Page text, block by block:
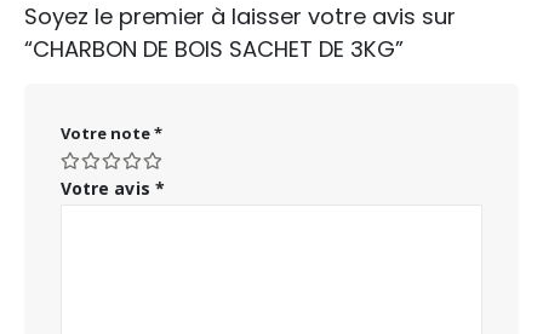
Soyez le premier à laisser votre avis sur
“CHARBON DE BOIS SACHET DE 3KG”
Votre note*
Votre avis *